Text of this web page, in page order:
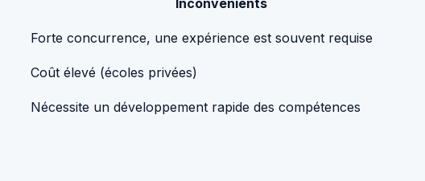
Forte concurrence, une expérience est souvent requise
Coût élevé (écoles privées)
Nécessite un développement rapide des compétences